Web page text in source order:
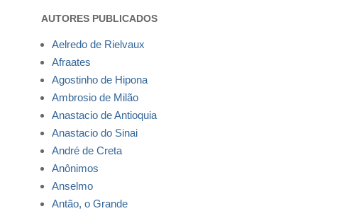
AUTORES PUBLICADOS
Aelredo de Rielvaux
Afraates
Agostinho de Hipona
Ambrosio de Milão
Anastacio de Antioquia
Anastacio do Sinai
André de Creta
Anônimos
Anselmo
Antão, o Grande